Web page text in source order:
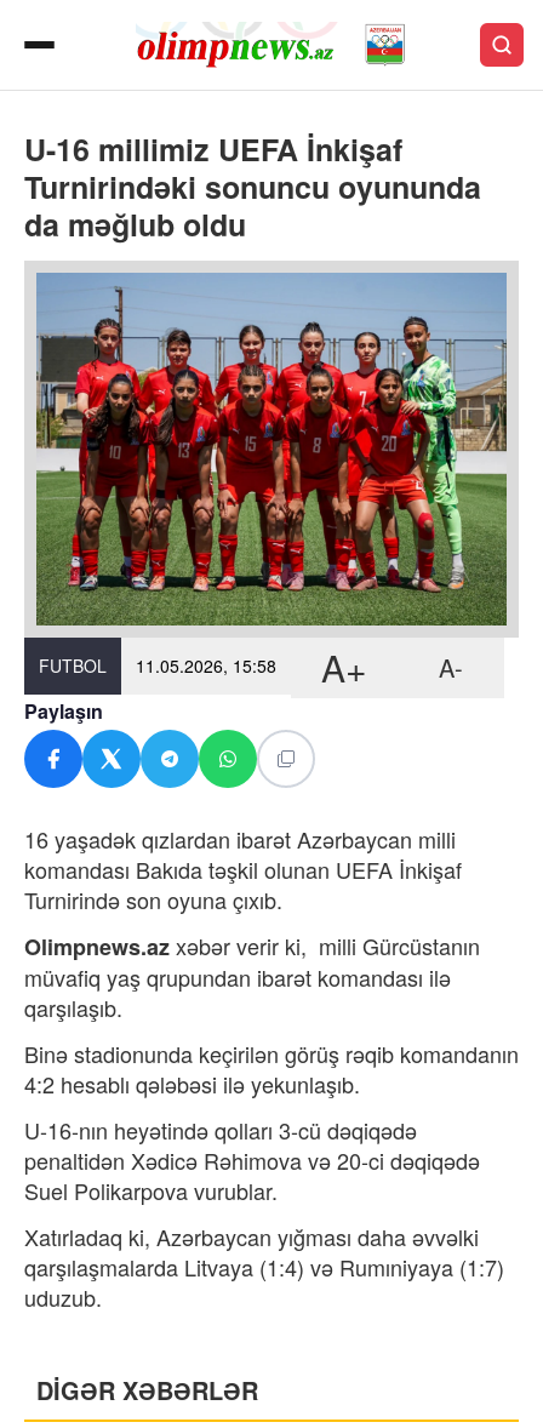
U-16 millimiz UEFA İnkişaf
Turnirindəki sonuncu oyununda
da məğlub oldu
FUTBOL 11.05.2026, 15:58 A+ A-
Paylaşın
16 yaşadək qızlardan ibarət Azərbaycan milli
komandası Bakıda təşkil olunan UEFA İnkişaf
Turnirində son oyuna çıxıb.
Olimpnews.azxəbər verir ki, milli Gürcüstanın
müvafiq yaş qrupundan ibarət komandası ilə
qarşılaşıb.
Binə stadionunda keçirilən görüş rəqib komandanın
4:2 hesablı qələbəsi ilə yekunlaşıb.
U-16-nın heyətində qolları 3-cü dəqiqədə
penaltidən Xədicə Rəhimova və 20-ci dəqiqədə
Suel Polikarpova vurublar.
Xatırladaq ki, Azərbaycan yığması daha əvvəlki
qarşılaşmalarda Litvaya (1:4) və Rumıniyaya (1:7)
uduzub.
DİGƏR XƏBƏRLƏR